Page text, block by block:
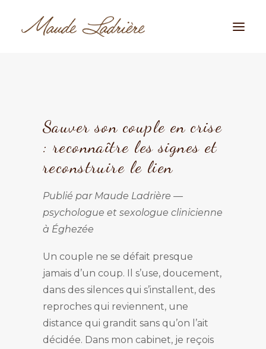
Sauver son couple en crise
: reconnaître les signes et
reconstruire le lien
Publié par Maude Ladrière —
psychologue et sexologue clinicienne
à Éghezée
Un couple ne se défait presque
jamais d’un coup. Il s’use, doucement,
dans des silences qui s’installent, des
reproches qui reviennent, une
distance qui grandit sans qu’on l’ait
décidée. Dans mon cabinet, je reçois